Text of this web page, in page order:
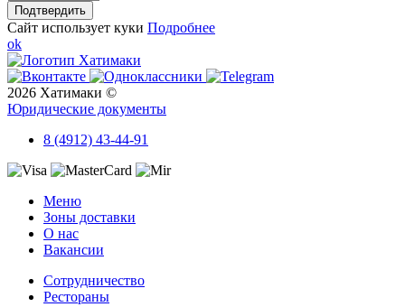
Подтвердить
Сайт использует куки Подробнее
ok
2026 Хатимаки ©
Юридические документы
8 (4912) 43-44-91
Меню
Зоны доставки
О нас
Вакансии
Сотрудничество
Рестораны